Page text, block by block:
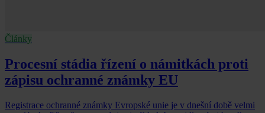
Články
Procesní stádia řízení o námitkách proti
zápisu ochranné známky EU
Registrace ochranné známky Evropské unie je v dnešní době velmi